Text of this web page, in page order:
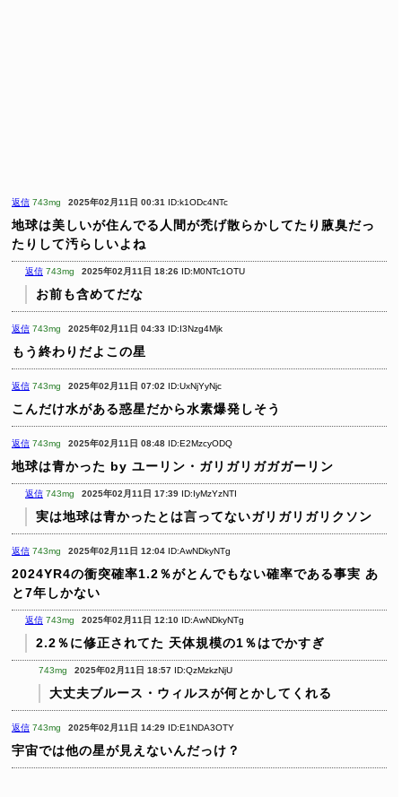
返信 743mg 2025年02月11日 00:31 ID:k1ODc4NTc
地球は美しいが住んでる人間が禿げ散らかしてたり腋臭だっ
たりして汚らしいよね
返信 743mg 2025年02月11日 18:26 ID:M0NTc1OTU
お前も含めてだな
返信 743mg 2025年02月11日 04:33 ID:I3Nzg4Mjk
もう終わりだよこの星
返信 743mg 2025年02月11日 07:02 ID:UxNjYyNjc
こんだけ水がある惑星だから水素爆発しそう
返信 743mg 2025年02月11日 08:48 ID:E2MzcyODQ
地球は青かった by ユーリン・ガリガリガガガーリン
返信 743mg 2025年02月11日 17:39 ID:IyMzYzNTI
実は地球は青かったとは言ってないガリガリガリクソン
返信 743mg 2025年02月11日 12:04 ID:AwNDkyNTg
2024YR4の衝突確率1.2％がとんでもない確率である事実 あ
と7年しかない
返信 743mg 2025年02月11日 12:10 ID:AwNDkyNTg
2.2％に修正されてた 天体規模の1％はでかすぎ
743mg 2025年02月11日 18:57 ID:QzMzkzNjU
大丈夫ブルース・ウィルスが何とかしてくれる
返信 743mg 2025年02月11日 14:29 ID:E1NDA3OTY
宇宙では他の星が見えないんだっけ？